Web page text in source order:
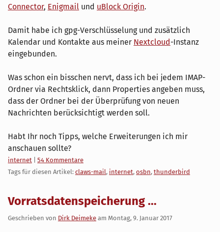
Connector, Enigmail und uBlock Origin.
Damit habe ich gpg-Verschlüsselung und zusätzlich
Kalendar und Kontakte aus meiner Nextcloud-Instanz
eingebunden.
Was schon ein bisschen nervt, dass ich bei jedem IMAP-
Ordner via Rechtsklick, dann Properties angeben muss,
dass der Ordner bei der Überprüfung von neuen
Nachrichten berücksichtigt werden soll.
Habt Ihr noch Tipps, welche Erweiterungen ich mir
anschauen sollte?
Kategorien:
internet
54 Kommentare
Tags für diesen Artikel: claws-mail, internet, osbn, thunderbird
Vorratsdatenspeicherung ...
Geschrieben von Dirk Deimeke am Montag, 9. Januar 2017